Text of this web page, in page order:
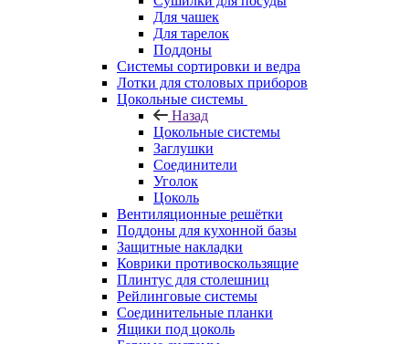
Для чашек
Для тарелок
Поддоны
Системы сортировки и ведра
Лотки для столовых приборов
Цокольные системы
Назад
Цокольные системы
Заглушки
Соединители
Уголок
Цоколь
Вентиляционные решётки
Поддоны для кухонной базы
Защитные накладки
Коврики противоскользящие
Плинтус для столешниц
Рейлинговые системы
Соединительные планки
Ящики под цоколь